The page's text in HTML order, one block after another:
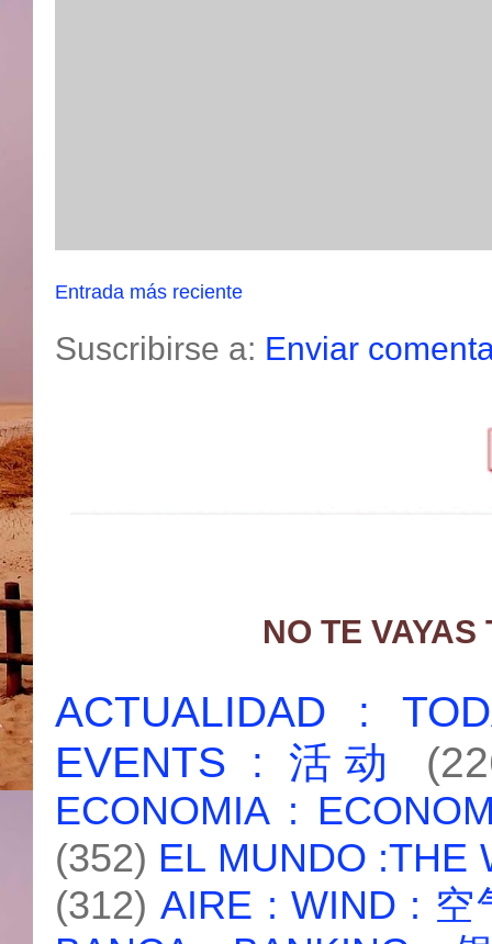
Entrada más reciente
Suscribirse a: Enviar
NO TE
ACTUALIDAD :
EVENTS : 活动
ECONOMIA :
(352) EL MUNDO :THE
(312) AIRE : WIND : 空